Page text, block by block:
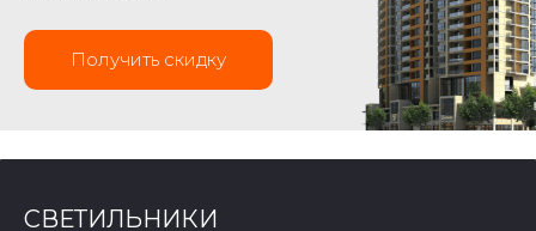
СВЕТИЛЬНИКИ
Получить скидку